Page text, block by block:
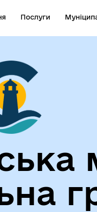
Послуги
Герої не вмирають!